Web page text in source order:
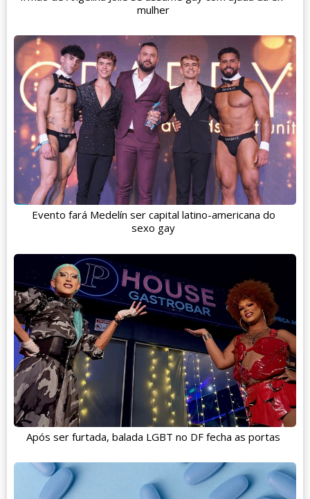
mulher
Evento fará Medelín ser capital latino-americana do
sexo gay
Após ser furtada, balada LGBT no DF fecha as portas